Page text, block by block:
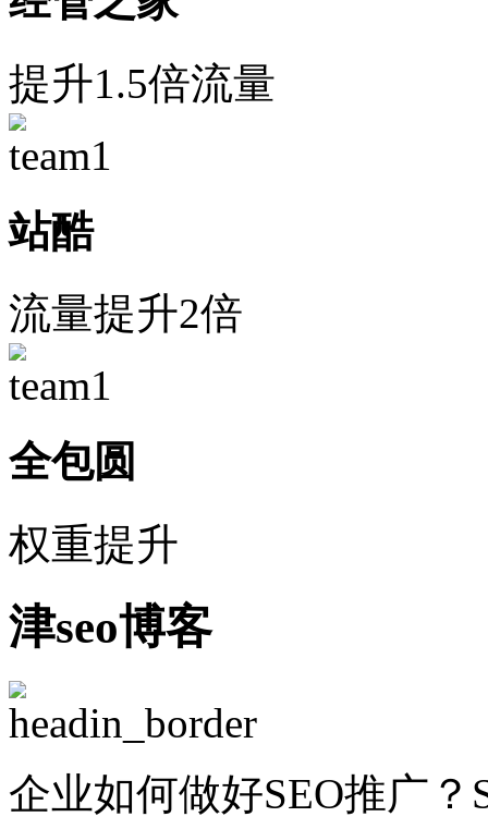
提升1.5倍流量
站酷
流量提升2倍
全包圆
权重提升
津seo博客
企业如何做好SEO推广